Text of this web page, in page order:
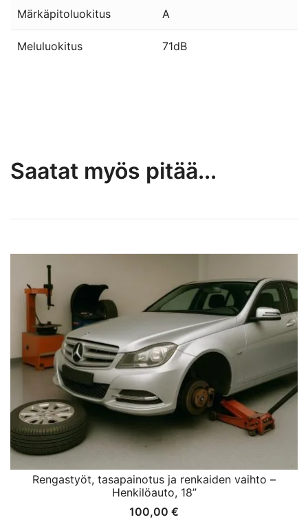
Märkäpitoluokitus A
Meluluokitus 71dB
Saatat myös pitää...
Rengastyöt, tasapainotus ja renkaiden vaihto –
Henkilöauto, 18”
100,00 €